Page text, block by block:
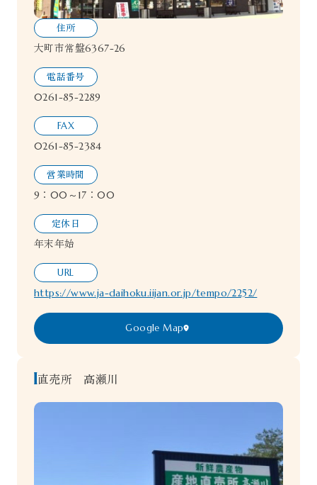
Google Map
住所
大町市常盤6367-26
電話番号
0261-85-2289
FAX
0261-85-2384
営業時間
9：00～17：00
定休日
年末年始
URL
https://www.ja-daihoku.iijan.or.jp/tempo/2252/
直売所 高瀬川